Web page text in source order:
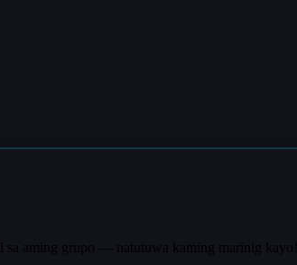
sa aming grupo — natutuwa kaming marinig kayo!